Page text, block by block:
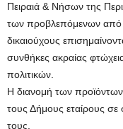
Πειραιά & Νήσων της
των προβλεπόμενων
δικαιούχους
συνθήκες ακραίας
πολιτικών.
Η διανομή των προϊόντων
τους Δήμους εταίρους σε
τους.